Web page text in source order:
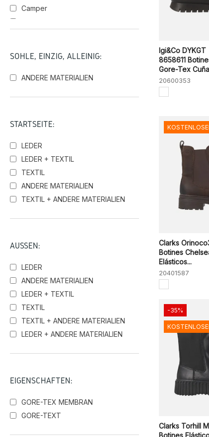
Camper
El Naturalista
Hispanitas
Luis Gonzalo
Merrell
Panama Jack
Pedro Miralles
Plumers de Menorca
Sunni Sabbi
SOHLE, EINZIG, ALLEINIG:
ANDERE MATERIALIEN
STARTSEITE:
LEDER
LEDER + TEXTIL
TEXTIL
ANDERE MATERIALIEN
TEXTIL + ANDERE MATERIALIEN
AUSSEN:
LEDER
ANDERE MATERIALIEN
LEDER + TEXTIL
TEXTIL
TEXTIL + ANDERE MATERIALIEN
LEDER + ANDERE MATERIALIEN
EIGENSCHAFTEN:
GORE-TEX MEMBRAN
GORE-TEXT
Igi&Co DYKGT
8658611
Gore-Tex
20600353
Clarks
Botines
Elásticos...
20401587
Clarks Torhill
-35%